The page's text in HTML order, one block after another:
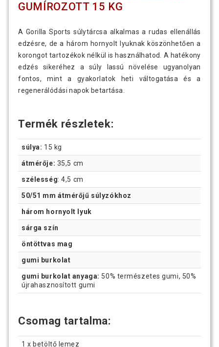
GUMÍROZOTT 15 KG
A Gorilla Sports súlytárcsa alkalmas a rudas ellenállás
edzésre, de a három hornyolt lyuknak köszönhetően a
korongot tartozékok nélkül is használhatod. A hatékony
edzés sikeréhez a súly lassú növelése ugyanolyan
fontos, mint a gyakorlatok heti váltogatása és a
regenerálódási napok betartása.
Termék részletek:
súlya: 15 kg
átmérője: 35,5 cm
szélesség: 4,5 cm
50/51 mm átmérőjű súlyzókhoz
három hornyolt lyuk
sárga szín
öntöttvas mag
gumi burkolat
gumi burkolat anyaga: 50% természetes gumi, 50%
újrahasznosított gumi
Csomag tartalma:
1 x betöltő lemez